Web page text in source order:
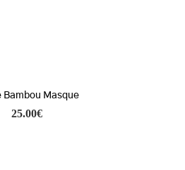
Bambou Masque
25.00€